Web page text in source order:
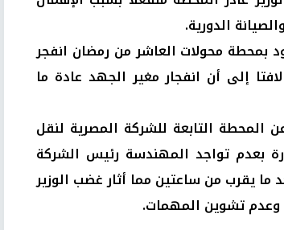
الدورية.
بمحطة محولات العاشر من رمضان انفجر
إلى أن انفجار مغير الجهد عادة ما
المحطة التابعة للشركة المصرية لنقل
بعدم تواجد المهندسة رئيس الشركة
ما يقرب من ساعتين مما أثار غضب الوزير
تشوين المهمات.